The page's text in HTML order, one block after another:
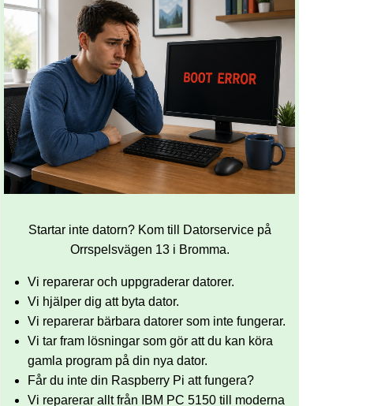
Startar inte datorn? Kom till Datorservice på
Orrspelsvägen 13 i Bromma.
Vi reparerar och uppgraderar datorer.
Vi hjälper dig att byta dator.
Vi reparerar bärbara datorer som inte fungerar.
Vi tar fram lösningar som gör att du kan köra
gamla program på din nya dator.
Får du inte din Raspberry Pi att fungera?
Vi reparerar allt från IBM PC 5150 till moderna